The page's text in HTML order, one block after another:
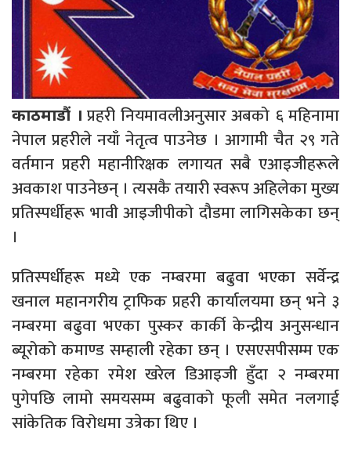
काठमाडौं । प्रहरी नियमावलीअनुसार अबको ६ महिनामा
नेपाल प्रहरीले नयाँ नेतृत्व पाउनेछ । आगामी चैत २९ गते
वर्तमान प्रहरी महानीरिक्षक लगायत सबै एआइजीहरूले
अवकाश पाउनेछन् । त्यसकै तयारी स्वरूप अहिलेका मुख्य
प्रतिस्पर्धीहरू भावी आइजीपीको दौडमा लागिसकेका छन्
।
प्रतिस्पर्धीहरू मध्ये एक नम्बरमा बढुवा भएका सर्वेन्द्र
खनाल महानगरीय ट्राफिक प्रहरी कार्यालयमा छन् भने ३
नम्बरमा बढुवा भएका पुस्कर कार्की केन्द्रीय अनुसन्धान
ब्यूरोको कमाण्ड सम्हाली रहेका छन् । एसएसपीसम्म एक
नम्बरमा रहेका रमेश खरेल डिआइजी हुँदा २ नम्बरमा
पुगेपछि लामो समयसम्म बढुवाको फूली समेत नलगाई
सांकेतिक विरोधमा उत्रेका थिए ।